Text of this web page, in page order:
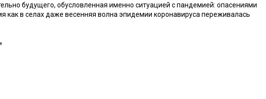
будущего, обусловленная именно ситуацией с пандемией: опасениями
как в селах даже весенняя волна эпидемии коронавируса переживалась